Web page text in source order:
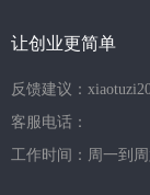
让创业更简单
反馈建议：
客服电话：
工作时间：周一到